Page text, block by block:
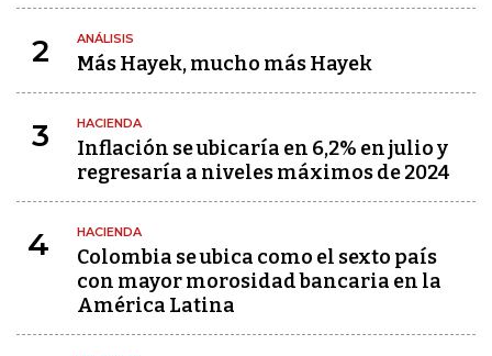
2 ANÁLISIS
Más Hayek, mucho más Hayek
3 HACIENDA
Inflación se ubicaría en 6,2% en julio y
regresaría a niveles máximos de 2024
4 HACIENDA
Colombia se ubica como el sexto país
con mayor morosidad bancaria en la
América Latina